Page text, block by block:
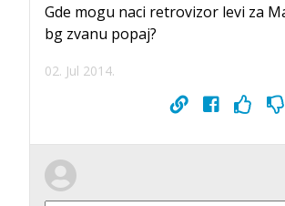
Gde mogu naci retrovizor levi za
bg zvanu popaj?
02. Jul 2014.